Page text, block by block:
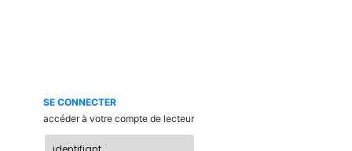
SE CONNECTER
accéder à votre compte de lecteur